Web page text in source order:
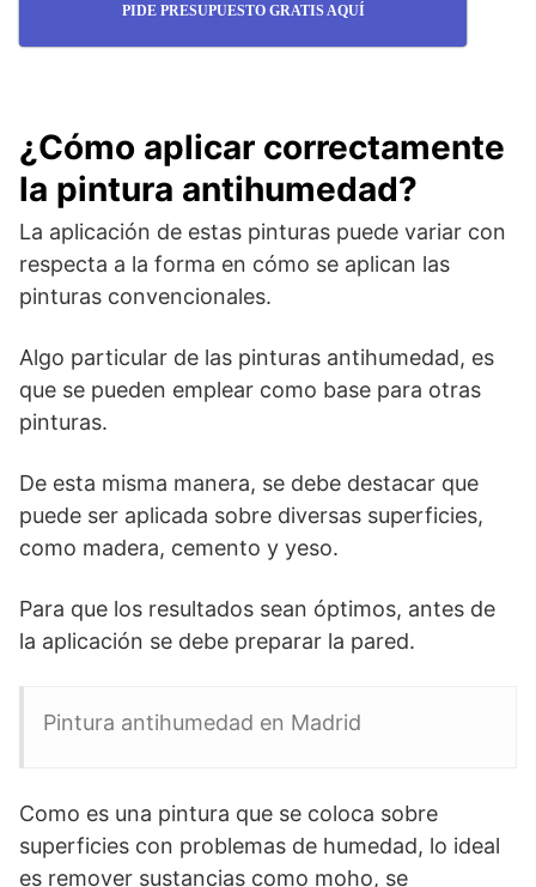
PIDE PRESUPUESTO GRATIS AQUÍ
¿Cómo aplicar correctamente
la pintura antihumedad?
La aplicación de estas pinturas puede variar con
respecta a la forma en cómo se aplican las
pinturas convencionales.
Algo particular de las pinturas antihumedad, es
que se pueden emplear como base para otras
pinturas.
De esta misma manera, se debe destacar que
puede ser aplicada sobre diversas superficies,
como madera, cemento y yeso.
Para que los resultados sean óptimos, antes de
la aplicación se debe preparar la pared.
Pintura antihumedad en Madrid
Como es una pintura que se coloca sobre
superficies con problemas de humedad, lo ideal
es remover sustancias como moho, se